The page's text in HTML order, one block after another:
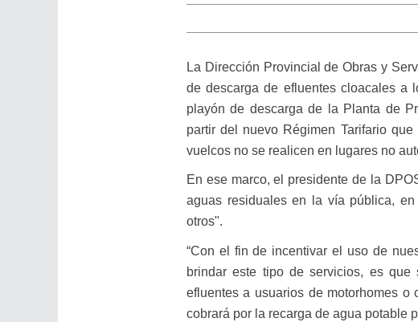
La Dirección Provincial de Obras y
de descarga de efluentes cloacales a
playón de descarga de la Planta de
partir del nuevo Régimen Tarifario
vuelcos no se realicen en lugares no
En ese marco, el presidente de la
aguas residuales en la vía pública,
otros".
“Con el fin de incentivar el uso de
brindar este tipo de servicios, es
efluentes a usuarios de motorhomes
cobrará por la recarga de agua potable